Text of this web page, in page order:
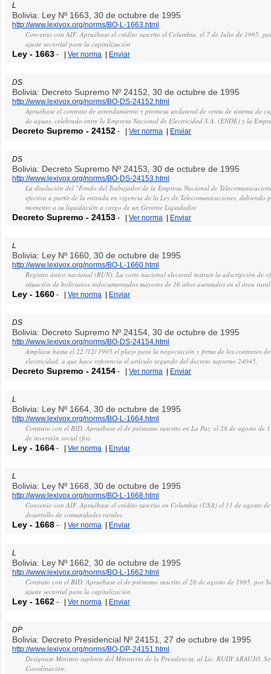
L
Bolivia: Ley Nº 1663, 30 de octubre de 1995
http://www.lexivox.org/norms/BO-L-1663.html
Convenio con AIF. Apruébase el crédito suscrito el Columbia, el 7 de Julio de 1995,
ajuste sectorial para la capitalización
Ley - 1663 - |Ver norma | Enviar
DS
Bolivia: Decreto Supremo Nº 24152, 30 de octubre de 1995
http://www.lexivox.org/norms/BO-DS-24152.html
Apruébase el contrato de arrendamiento y promesa unilateral de venta de sistema de
de aguas, celebrado entre la Empresa Nacional de Electricidad S.A. (ENDE) y la
Decreto Supremo -24152 - |Ver norma | Enviar
DS
Bolivia: Decreto Supremo Nº 24153, 30 de octubre de 1995
http://www.lexivox.org/norms/BO-DS-24153.html
La disolución del "Fondo del Trabajador de la Empresa Nacional de
efectiva a partir de la entrada en vigencia de la Ley de Telecomunicaciones, debiendo
momento a su liquidación a cargo de un Gerente Liquidador.
Decreto Supremo -24153 - |Ver norma | Enviar
L
Bolivia: Ley Nº 1660, 30 de octubre de 1995
http://www.lexivox.org/norms/BO-L-1660.html
Registro único nacional (RUN). La corte nacional electoral instruir la adscripción de
situación de bolivianos indocumentados mayores de 16 años asentados en el área rural
Ley - 1660 - |Ver norma | Enviar
DS
Bolivia: Decreto Supremo Nº 24154, 30 de octubre de 1995
http://www.lexivox.org/norms/BO-DS-24154.html
Amplíase hasta el 22 /12/ 1995 el plazo para la negociación y firma de los contratos
electricidad, a que hace referencia el artículo segundo del decreto supremo 24045.
Decreto Supremo -24154 - |Ver norma | Enviar
L
Bolivia: Ley Nº 1664, 30 de octubre de 1995
http://www.lexivox.org/norms/BO-L-1664.html
Contrato con el BID. Apruébase el de préstamo suscrito en La Paz, el 28 de agosto
de inversión social (fis)
Ley - 1664 - |Ver norma | Enviar
L
Bolivia: Ley Nº 1668, 30 de octubre de 1995
http://www.lexivox.org/norms/BO-L-1668.html
Convenio con AIF. Apruébase el crédito suscrito en Columbia (USA) el 11 de agosto
desarrollo de comunidades rurales
Ley - 1668 - |Ver norma | Enviar
L
Bolivia: Ley Nº 1662, 30 de octubre de 1995
http://www.lexivox.org/norms/BO-L-1662.html
Contrato con el BID. Apruébase el de préstamo suscrito el 28 de agosto de 1995, por
ajuste sectorial para la capitalización
Ley - 1662 - |Ver norma | Enviar
DP
Bolivia: Decreto Presidencial Nº 24151, 27 de octubre de 1995
http://www.lexivox.org/norms/BO-DP-24151.html
Desígnase Ministro suplente del Ministerio de la Presidencia, al Lic. RUDY ARAUJO,
Coordinación.